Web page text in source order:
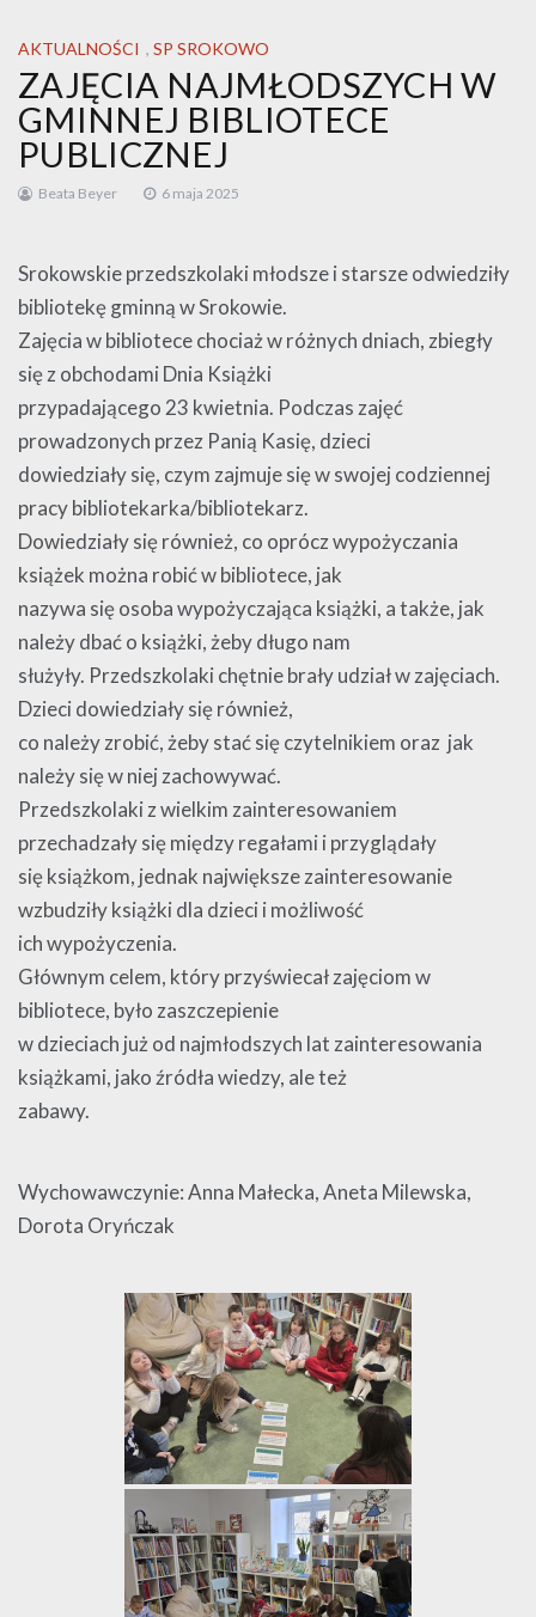
AKTUALNOŚCI , SP SROKOWO
ZAJĘCIA NAJMŁODSZYCH W
GMINNEJ BIBLIOTECE
PUBLICZNEJ
Beata Beyer 6 maja 2025
Srokowskie przedszkolaki młodsze i starsze odwiedziły
bibliotekę gminną w Srokowie.
Zajęcia w bibliotece chociaż w różnych dniach, zbiegły
się z obchodami Dnia Książki
przypadającego 23 kwietnia. Podczas zajęć
prowadzonych przez Panią Kasię, dzieci
dowiedziały się, czym zajmuje się w swojej codziennej
pracy bibliotekarka/bibliotekarz.
Dowiedziały się również, co oprócz wypożyczania
książek można robić w bibliotece, jak
nazywa się osoba wypożyczająca książki, a także, jak
należy dbać o książki, żeby długo nam
służyły. Przedszkolaki chętnie brały udział w zajęciach.
Dzieci dowiedziały się również,
co należy zrobić, żeby stać się czytelnikiem oraz jak
należy się w niej zachowywać.
Przedszkolaki z wielkim zainteresowaniem
przechadzały się między regałami i przyglądały
się książkom, jednak największe zainteresowanie
wzbudziły książki dla dzieci i możliwość
ich wypożyczenia.
Głównym celem, który przyświecał zajęciom w
bibliotece, było zaszczepienie
w dzieciach już od najmłodszych lat zainteresowania
książkami, jako źródła wiedzy, ale też
zabawy.
Wychowawczynie: Anna Małecka, Aneta Milewska,
Dorota Oryńczak